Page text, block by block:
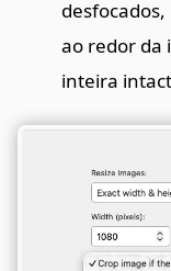
ao redor da
inteira